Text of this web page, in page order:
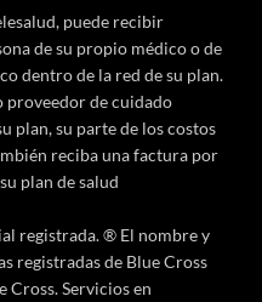
puede recibir
de su propio médico o de
dentro de la red de su plan.
proveedor de cuidado
plan, su parte de los costos
reciba una factura por
plan de salud
registrada. ® El nombre y
registradas de Blue Cross
Servicios en